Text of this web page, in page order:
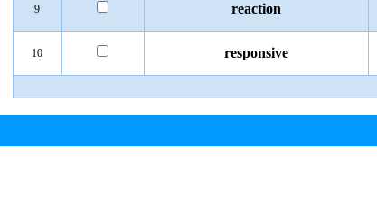
9 reaction
10 responsive